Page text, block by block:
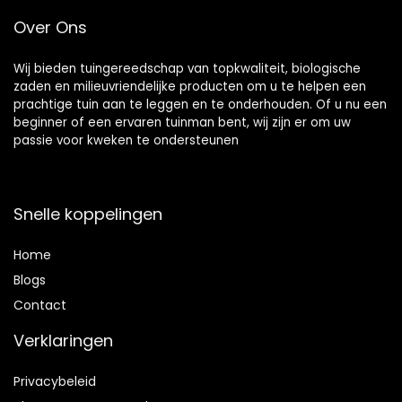
Over Ons
Wij bieden tuingereedschap van topkwaliteit, biologische
zaden en milieuvriendelijke producten om u te helpen een
prachtige tuin aan te leggen en te onderhouden. Of u nu een
beginner of een ervaren tuinman bent, wij zijn er om uw
passie voor kweken te ondersteunen
Snelle koppelingen
Home
Blogs
Contact
Verklaringen
Privacybeleid